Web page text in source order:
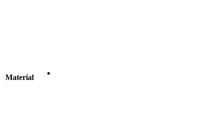
Material